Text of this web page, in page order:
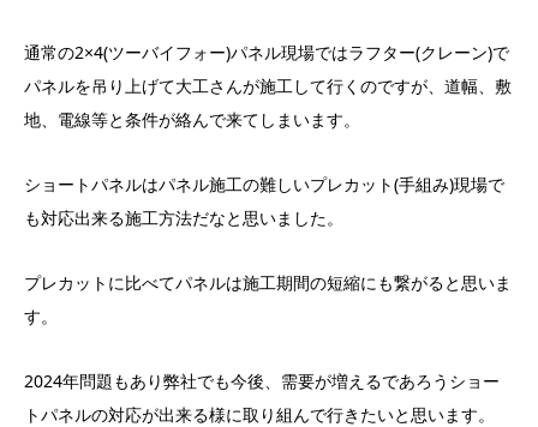
通常の2×4(ツーバイフォー)パネル現場ではラフター(クレーン)で
パネルを吊り上げて大工さんが施工して行くのですが、道幅、敷
地、電線等と条件が絡んで来てしまいます。
ショートパネルはパネル施工の難しいプレカット(手組み)現場で
も対応出来る施工方法だなと思いました。
プレカットに比べてパネルは施工期間の短縮にも繋がると思いま
す。
2024年問題もあり弊社でも今後、需要が増えるであろうショー
トパネルの対応が出来る様に取り組んで行きたいと思います。